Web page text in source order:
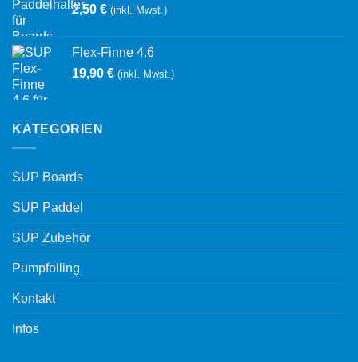
2,50 € (inkl. Mwst.)
Flex-Finne 4.6
19,90 € (inkl. Mwst.)
KATEGORIEN
SUP Boards
SUP Paddel
SUP Zubehör
Pumpfoiling
Kontakt
Infos